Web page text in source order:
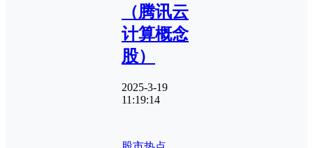
（腾讯云
计算概念
股）
2025-3-19
11:19:14